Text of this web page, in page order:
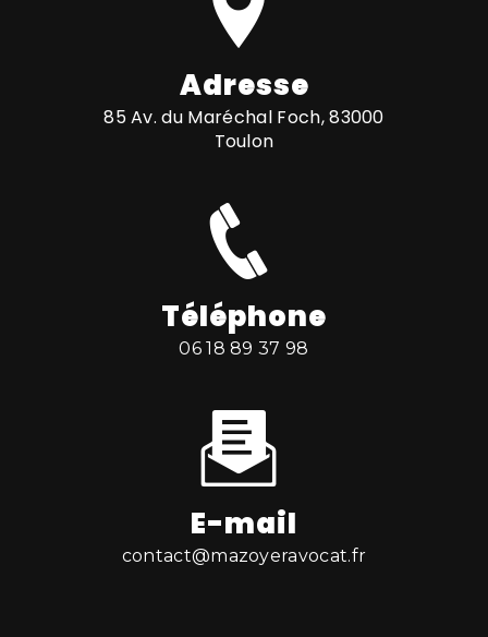
Adresse
85 Av. du Maréchal Foch, 83000
Toulon
Téléphone
06 18 89 37 98
E-mail
contact@mazoyeravocat.fr